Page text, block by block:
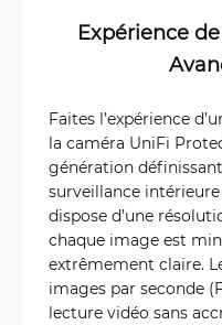
Expérience
Faites l’expérience
la caméra UniFi
génération
surveillance
dispose d’une
chaque image est
extrêmement claire.
images par seconde
lecture vidéo sans